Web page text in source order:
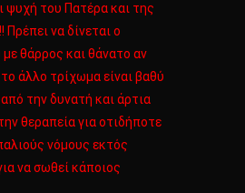
ψυχή του Πατέρα και της
να δίνεται ο
θάρρος και θάνατο αν
άλλο τρίχωμα είναι βαθύ
την δυνατή και άρτια
θεραπεία για οτιδήποτε
νόμους εκτός
να σωθεί κάποιος